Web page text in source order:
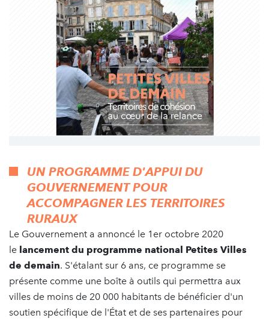
UN PROGRAMME D'APPUI DU
GOUVERNEMENT POUR
ACCOMPAGNER LES TERRITOIRES
RURAUX
Le Gouvernement a annoncé le 1er octobre 2020
le lancement du programme national Petites Villes
de demain. S'étalant sur 6 ans, ce programme se
présente comme une boîte à outils qui permettra aux
villes de moins de 20 000 habitants de bénéficier d'un
soutien spécifique de l'État et de ses partenaires pour